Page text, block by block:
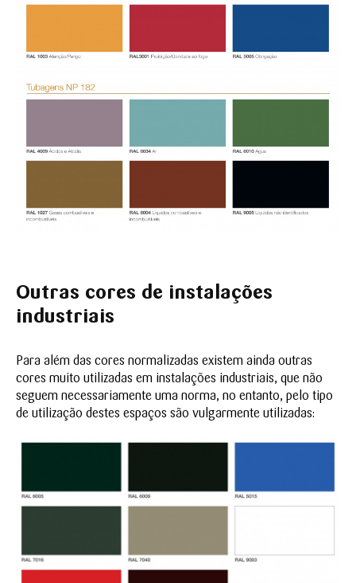
Outras cores de instalações
industriais
Para além das cores normalizadas existem ainda outras
cores muito utilizadas em instalações industriais, que não
seguem necessariamente uma norma, no entanto, pelo tipo
de utilização destes espaços são vulgarmente utilizadas: